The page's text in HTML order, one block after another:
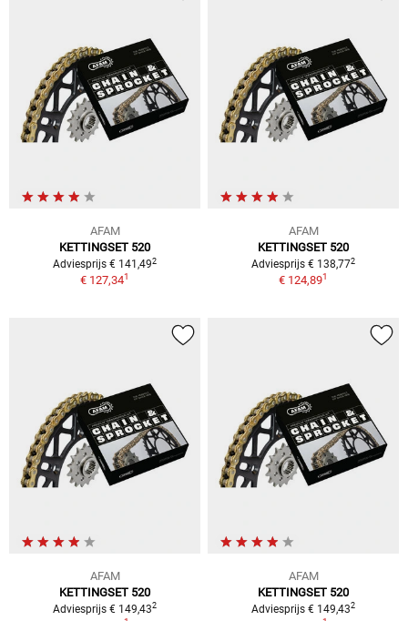
AFAM
KETTINGSET 520
Adviesprijs € 141,492
€ 127,341
AFAM
KETTINGSET 520
Adviesprijs € 138,772
€ 124,891
AFAM
KETTINGSET 520
Adviesprijs € 149,432
AFAM
KETTINGSET 520
Adviesprijs € 149,432